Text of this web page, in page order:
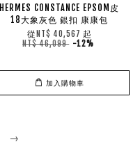
HERMES CONSTANCE EPSOM皮
18大象灰色 銀扣 康康包
從 NT$ 40,567 起
NT$ 46,099 -12%
加入購物車
→